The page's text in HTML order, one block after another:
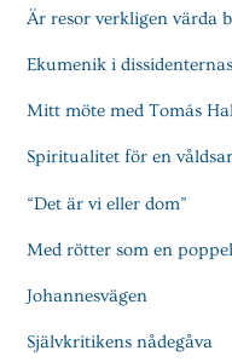
Är resor verkligen värda
Ekumenik i
Mitt möte med Tomás
Spiritualitet för en
“Det är vi eller dom”
Med rötter som en poppel
Johannesvägen
Självkritikens nådegåva